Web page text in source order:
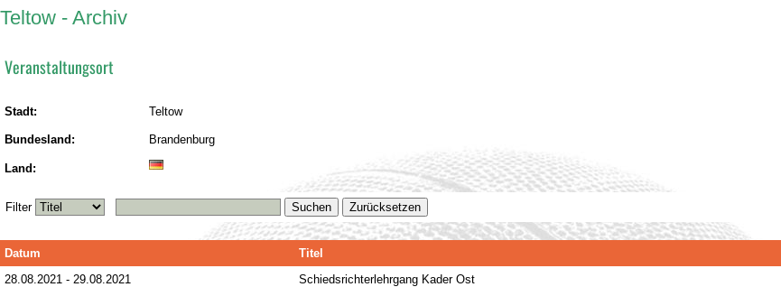
Teltow - Archiv
Veranstaltungsort
Stadt: Teltow
Bundesland: Brandenburg
Land:
Filter Suchen Zurücksetzen
Datum Titel
28.08.2021 - 29.08.2021 Schiedsrichterlehrgang Kader Ost